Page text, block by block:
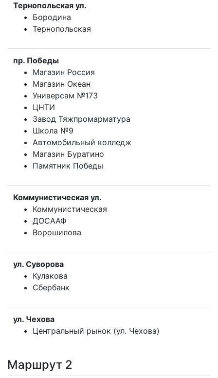
Тернопольская ул.
Бородина
Тернопольская
пр. Победы
Магазин Россия
Магазин Океан
Универсам №173
ЦНТИ
Завод Тяжпромарматура
Школа №9
Автомобильный колледж
Магазин Буратино
Памятник Победы
Коммунистическая ул.
Коммунистическая
ДОСААФ
Ворошилова
ул. Суворова
Кулакова
Сбербанк
ул. Чехова
Центральный рынок (ул. Чехова)
Маршрут 2